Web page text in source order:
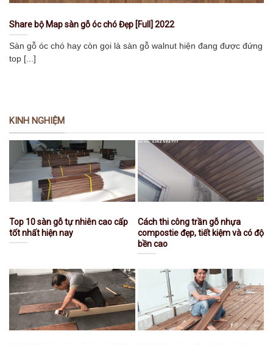
Share bộ Map sàn gỗ óc chó Đẹp [Full] 2022
Sàn gỗ óc chó hay còn gọi là sàn gỗ walnut hiện đang được đứng
top [...]
KINH NGHIỆM
Top 10 sàn gỗ tự nhiên cao cấp
tốt nhất hiện nay
Cách thi công trần gỗ nhựa
compostie đẹp, tiết kiệm và có độ
bền cao